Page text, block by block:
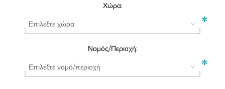
Χώρα:
*
Νομός/Περιοχή:
*